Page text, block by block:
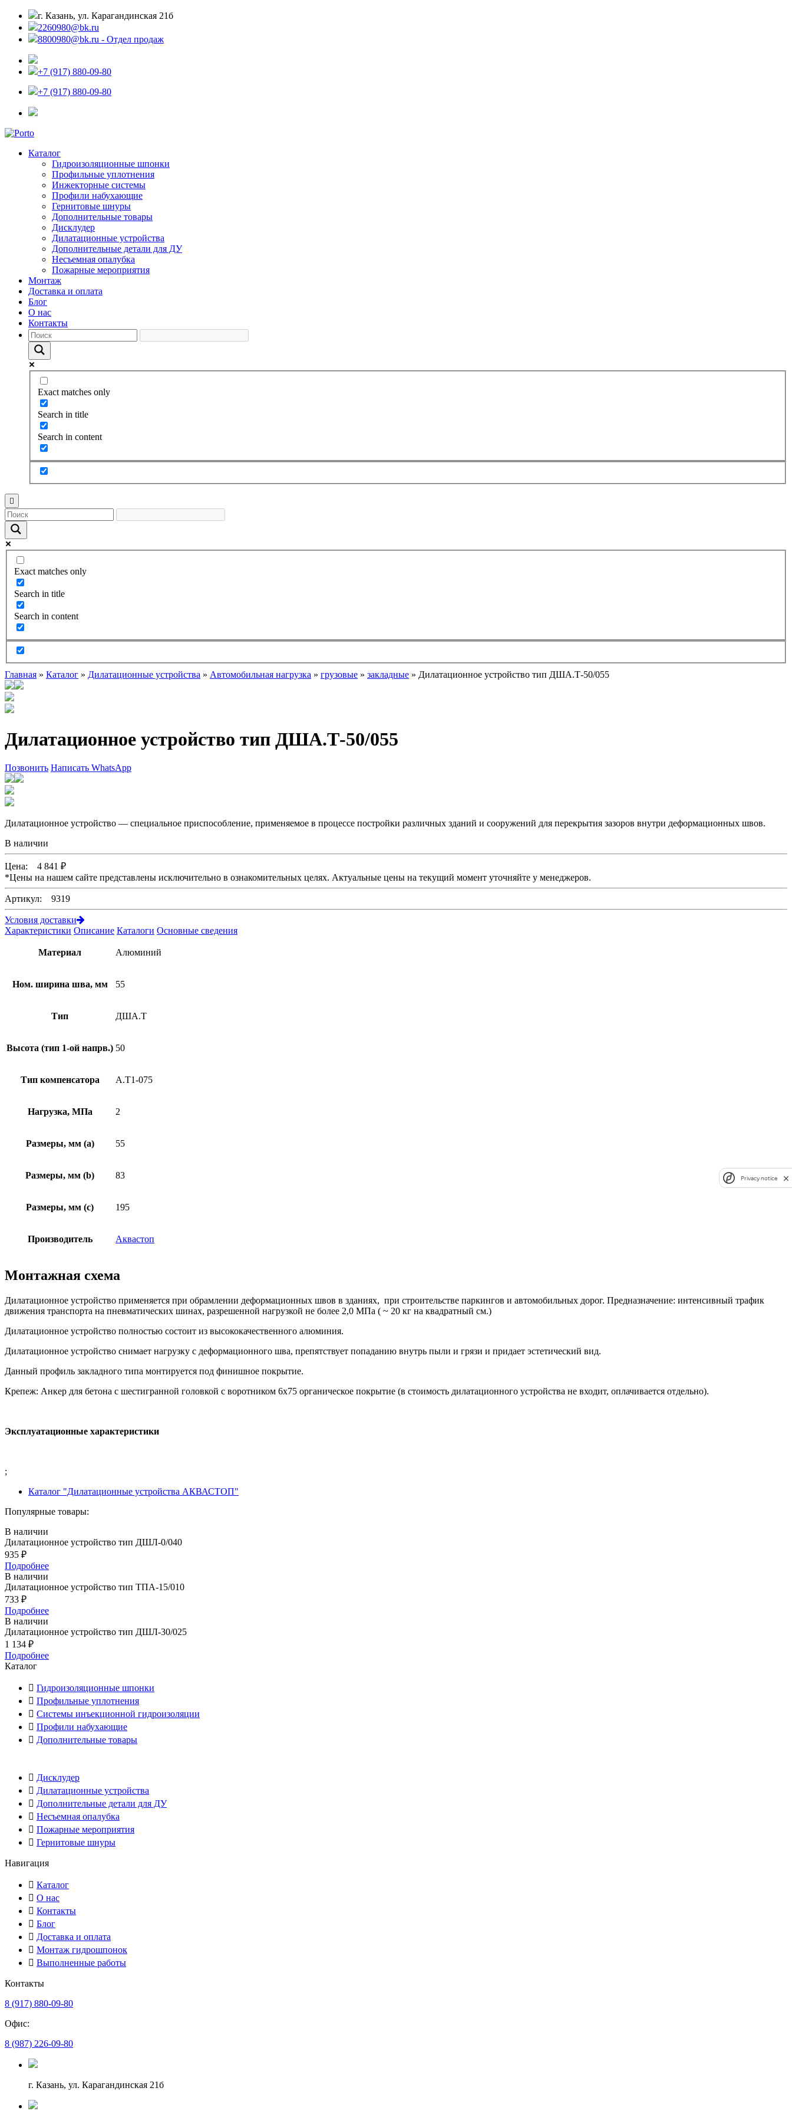
г. Казань, ул. Карагандинская 21б
2260980@bk.ru
8800980@bk.ru - Отдел продаж
+7 (917) 880-09-80
+7 (917) 880-09-80
Каталог
Гидроизоляционные шпонки
Профильные уплотнения
Инжекторные системы
Профили набухающие
Гернитовые шнуры
Дополнительные товары
Дисклудер
Дилатационные устройства
Дополнительные детали для ДУ
Несъемная опалубка
Пожарные мероприятия
Монтаж
Доставка и оплата
Блог
О нас
Контакты
Exact matches only
Search in title
Search in content
Exact matches only
Search in title
Search in content
Главная » Каталог » Дилатационные устройства » Автомобильная нагрузка » грузовые » закладные » Дилатационное устройство тип ДША.Т-50/055
Дилатационное устройство тип ДША.Т-50/055
Позвонить Написать WhatsApp
Дилатационное устройство — специальное приспособление, применяемое в процессе постройки различных зданий и сооружений для перекрытия зазоров внутри деформационных швов.
В наличии
Цена: 4 841 ₽
*Цены на нашем сайте представлены исключительно в ознакомительных целях. Актуальные цены на текущий момент уточняйте у менеджеров.
Артикул: 9319
Условия доставки
Характеристики Описание Каталоги Основные сведения
Материал Алюминий
Ном. ширина шва, мм 55
Тип ДША.Т
Высота (тип 1-ой напрв.) 50
Тип компенсатора А.Т1-075
Нагрузка, МПа 2
Размеры, мм (а) 55
Размеры, мм (b) 83
Размеры, мм (c) 195
Производитель Аквастоп
Монтажная схема
Дилатационное устройство применяется при обрамлении деформационных швов в зданиях, при строительстве паркингов и автомобильных дорог. Предназначение: интенсивный трафик
движения транспорта на пневматических шинах, разрешенной нагрузкой не более 2,0 МПа ( ~ 20 кг на квадратный см.)
Дилатационное устройство полностью состоит из высококачественного алюминия.
Дилатационное устройство снимает нагрузку с деформационного шва, препятствует попаданию внутрь пыли и грязи и придает эстетический вид.
Данный профиль закладного типа монтируется под финишное покрытие.
Крепеж: Анкер для бетона с шестигранной головкой с воротником 6х75 органическое покрытие (в стоимость дилатационного устройства не входит, оплачивается отдельно).
Эксплуатационные характеристики
;
Каталог "Дилатационные устройства АКВАСТОП"
Популярные товары:
В наличии
Дилатационное устройство тип ДШЛ-0/040
935 ₽
Подробнее
В наличии
Дилатационное устройство тип ТПА-15/010
733 ₽
Подробнее
В наличии
Дилатационное устройство тип ДШЛ-30/025
1 134 ₽
Подробнее
Каталог
Гидроизоляционные шпонки
Профильные уплотнения
Системы инъекционной гидроизоляции
Профили набухающие
Дополнительные товары
Дисклудер
Дилатационные устройства
Дополнительные детали для ДУ
Несъемная опалубка
Пожарные мероприятия
Гернитовые шнуры
Навигация
Каталог
О нас
Контакты
Блог
Доставка и оплата
Монтаж гидрошпонок
Выполненные работы
Контакты
8 (917) 880-09-80
Офис:
8 (987) 226-09-80
г. Казань, ул. Карагандинская 21б
Privacy notice